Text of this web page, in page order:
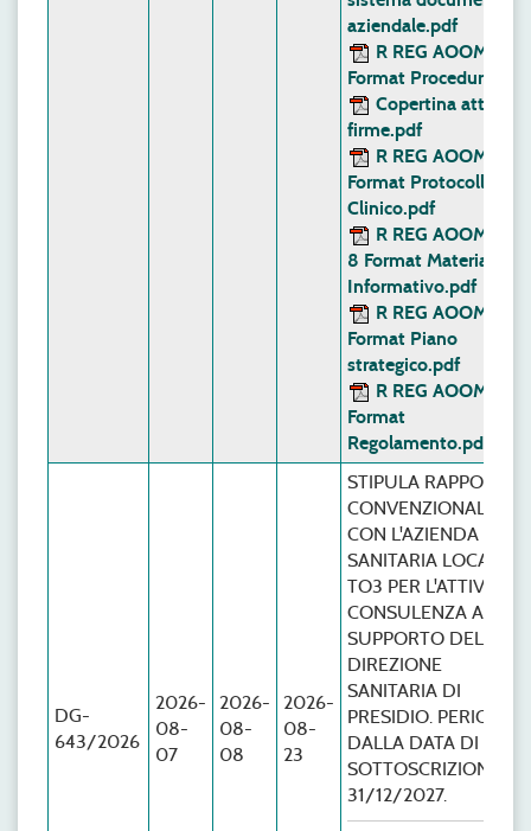
aziendale.pdf
R REG AOOM 00
Format Procedura.pdf
Copertina atto con
firme.pdf
R REG AOOM 00
Format Protocollo
Clinico.pdf
R REG AOOM 00
8 Format Materiale
Informativo.pdf
R REG AOOM 00 1
Format Piano
strategico.pdf
R REG AOOM 00
Format
Regolamento.pdf
DG-
643/2026
2026-
08-
07
2026-
08-
08
2026-
08-
23
STIPULA RAPPORTO
CONVENZIONALE
CON L'AZIENDA
SANITARIA LOCALE
TO3 PER L'ATTIVITÀ
CONSULENZA A
SUPPORTO DELLA
DIREZIONE
SANITARIA DI
PRESIDIO. PERIODO:
DALLA DATA DI
SOTTOSCRIZIONE AL
31/12/2027.